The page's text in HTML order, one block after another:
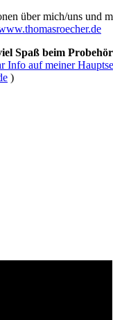
über mich/uns und
Spaß beim
Info auf meiner
)